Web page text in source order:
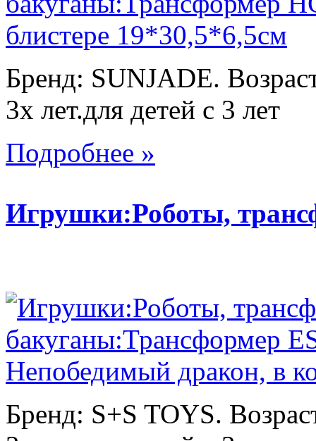
Бренд: SUNJADE.
3х лет.для детей с 3 лет
Подробнее »
Игрушки:Роботы,
Бренд: S+S TOYS.